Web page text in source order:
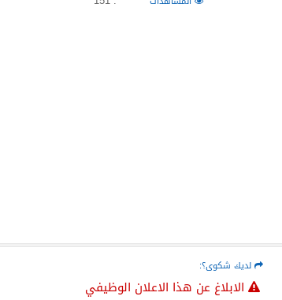
لديك شكوى؟:
الابلاغ عن هذا الاعلان الوظيفي